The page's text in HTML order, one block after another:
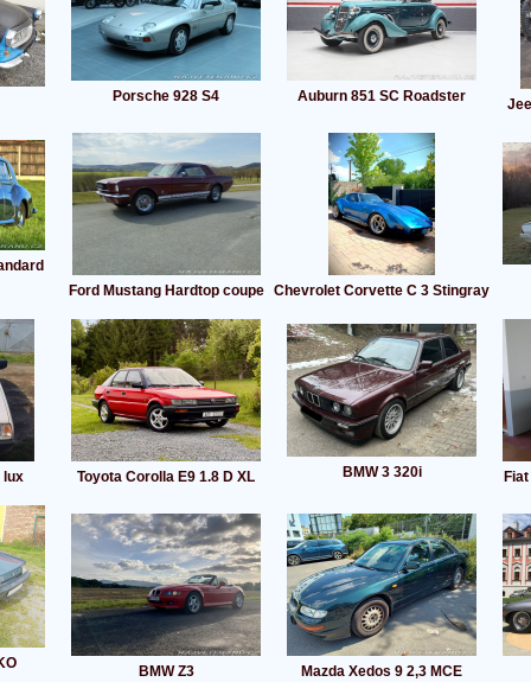
Porsche 928 S4 Auburn 851 SC Roadster
Ford Mustang Hardtop coupe
Chevrolet Corvette C 3 Stingray
lux Toyota Corolla E9 1.8 D XL BMW 3 320i
BMW Z3 Mazda Xedos 9 2,3 MCE